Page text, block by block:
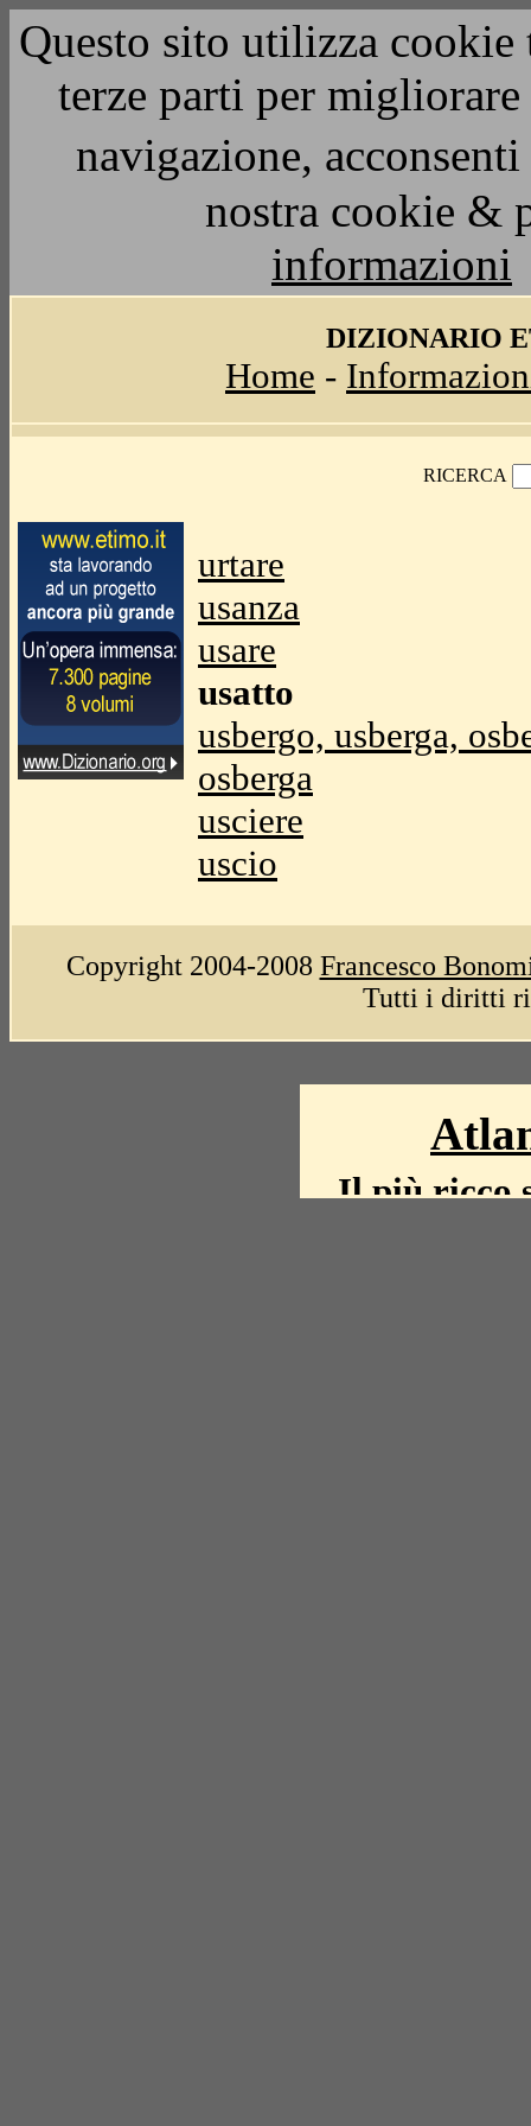
Questo sito utilizza
terze parti per
navigazione,
nostra cookie &
informazioni
DIZIONARIO
Home -
RICERCA
urtare
usanza
usare
usatto
usbergo, usberga,
osberga
usciere
uscio
Copyright 2004-2008 Francesco
Tutti i diritti
Il più ricco